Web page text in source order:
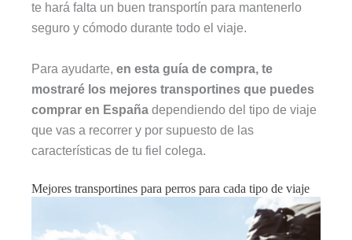
te hará falta un buen transportín para mantenerlo
seguro y cómodo durante todo el viaje.
Para ayudarte, en esta guía de compra, te
mostraré los mejores transportines que puedes
comprar en España dependiendo del tipo de viaje
que vas a recorrer y por supuesto de las
características de tu fiel colega.
Mejores transportines para perros para cada tipo de viaje